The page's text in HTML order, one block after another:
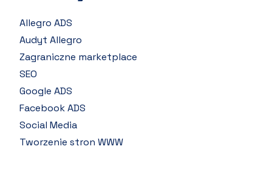
Allegro ADS
Audyt Allegro
Zagraniczne marketplace
SEO
Google ADS
Facebook ADS
Social Media
Tworzenie stron WWW